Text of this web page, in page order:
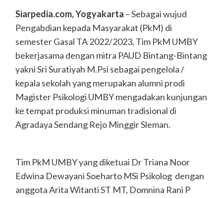
Siarpedia.com, Yogyakarta – Sebagai wujud
Pengabdian kepada Masyarakat (PkM) di
semester Gasal TA 2022/2023, Tim PkM UMBY
bekerjasama dengan mitra PAUD Bintang-Bintang
yakni Sri Suratiyah M.Psi sebagai pengelola /
kepala sekolah yang merupakan alumni prodi
Magister Psikologi UMBY mengadakan kunjungan
ke tempat produksi minuman tradisional di
Agradaya Sendang Rejo Minggir Sleman.
Tim PkM UMBY yang diketuai Dr Triana Noor
Edwina Dewayani Soeharto MSi Psikolog dengan
anggota Arita Witanti ST MT, Domnina Rani P